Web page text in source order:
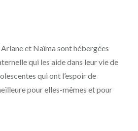
Ariane et Naïma sont hébergées
qui les aide dans leur vie de
qui ont l’espoir de
pour elles-mêmes et pour